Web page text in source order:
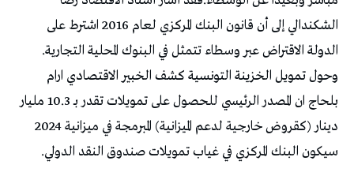
الشكندالي إلى أن قانون البنك المركزي لعام 2016 اشترط على
الدولة الاقتراض عبر وسطاء تتمثل في البنوك المحلية التجارية.
وحول تمويل الخزينة التونسية كشف الخبير الاقتصادي ارام
بلحاج ان المصدر الرئيسي للحصول على تمويلات تقدر بـ 10.3 مليار
دينار (كقروض خارجية لدعم الميزانية) المبرمجة في ميزانية 2024
سيكون البنك المركزي في غياب تمويلات صندوق النقد الدولي.